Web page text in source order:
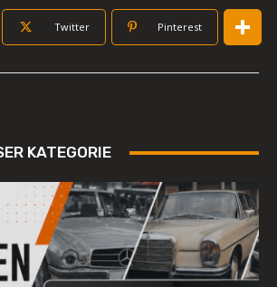
Twitter Pinterest
KATEGORIE